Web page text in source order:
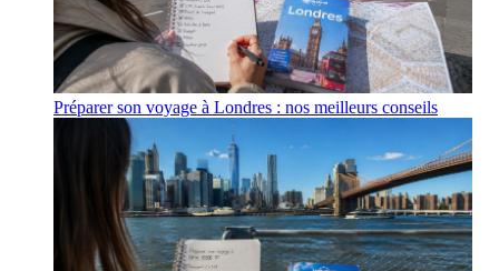
Préparer son voyage à Londres : nos meilleurs conseils